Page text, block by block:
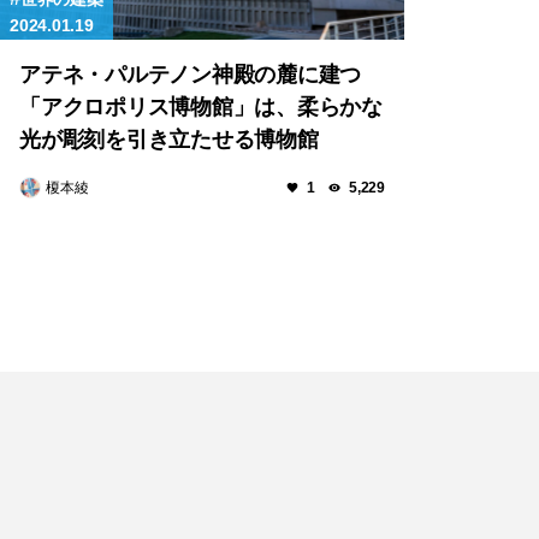
2024.01.19
アテネ・パルテノン神殿の麓に建つ
「アクロポリス博物館」は、柔らかな
光が彫刻を引き立たせる博物館
榎本綾 1 5,229